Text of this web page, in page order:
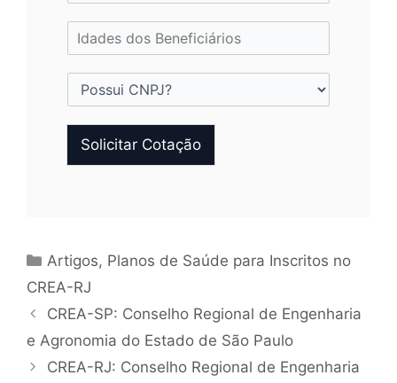
Solicitar Cotação
Artigos, Planos de Saúde para Inscritos no
CREA-RJ
CREA-SP: Conselho Regional de Engenharia
e Agronomia do Estado de São Paulo
CREA-RJ: Conselho Regional de Engenharia